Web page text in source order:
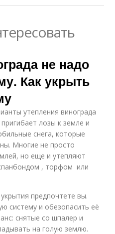
не надо
Как укрыть
утепления винограда
лозы к земле и
снега, которые
Многие не просто
но еще и утепляют
, торфом или
предпочтете вы.
систему и обезопасить её
снятые со шпалер и
на голую землю.